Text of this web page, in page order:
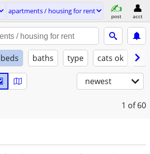
apartments / housing for rent
post acct
baths type cats ok
newest
1 of 60